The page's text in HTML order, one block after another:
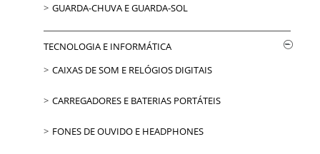
GUARDA-CHUVA E GUARDA-SOL
TECNOLOGIA E INFORMÁTICA
CAIXAS DE SOM E RELÓGIOS DIGITAIS
CARREGADORES E BATERIAS PORTÁTEIS
FONES DE OUVIDO E HEADPHONES